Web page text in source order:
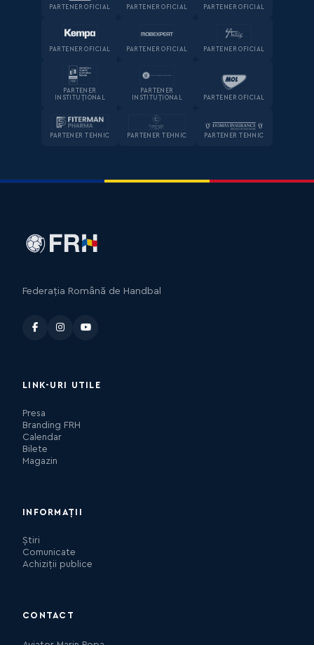
PARTENER OFICIAL PARTENER OFICIAL PARTENER OFICIAL
PARTENER OFICIAL PARTENER OFICIAL PARTENER OFICIAL
PARTENER
INSTITUȚIONAL
PARTENER
INSTITUȚIONAL
PARTENER OFICIAL
PARTENER TEHNIC PARTENER TEHNIC PARTENER TEHNIC
Federația Română de Handbal
LINK-URI UTILE
Presa
Branding FRH
Calendar
Bilete
Magazin
INFORMAȚII
Știri
Comunicate
Achiziții publice
CONTACT